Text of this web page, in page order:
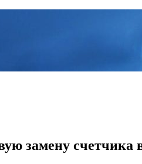
замену счетчика